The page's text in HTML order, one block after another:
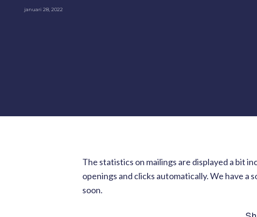
januari 28, 2022
The statistics on mailings are displayed a bit
openings and clicks automatically. We have a
soon.